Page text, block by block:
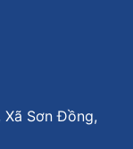
Xã Sơn Đồng,